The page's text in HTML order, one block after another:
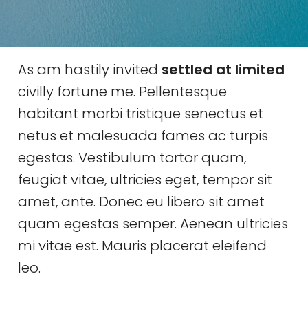
As am hastily invited settled at limited
civilly fortune me. Pellentesque
habitant morbi tristique senectus et
netus et malesuada fames ac turpis
egestas. Vestibulum tortor quam,
feugiat vitae, ultricies eget, tempor sit
amet, ante. Donec eu libero sit amet
quam egestas semper. Aenean ultricies
mi vitae est. Mauris placerat eleifend
leo.